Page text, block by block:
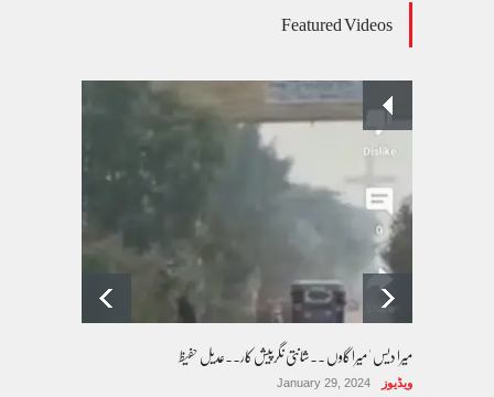
پسند کی شادیوں کا بڑھتا ہوا رجحان اور راولپنڈی
کی یوسیز میں اندارج پر پابندی ایک نیا تنازعہ
October 14, 2025
Featured Videos
میرا دیس ' میرا گاوں ۔۔شانتی نگرپیش کار۔۔عدیل حفیظ
ویڈیوز January 29, 2024